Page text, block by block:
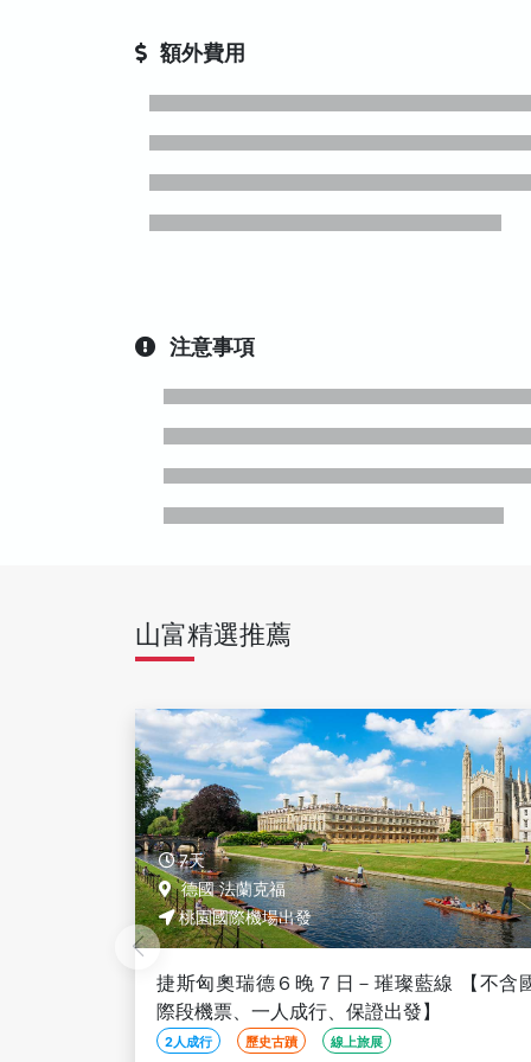
額外費用
注意事項
山富精選推薦
璀璨藍線 【不含國
10天
慕尼黑
桃園國際機場出發
瑞士10日精華－少女峰、馬特
車、阿爾卑斯山麓快線、藍湖、
新天鵝堡、山城連泊
世界遺產 山水名勝